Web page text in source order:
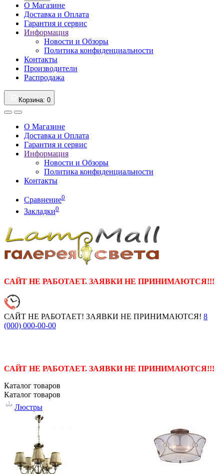
О Магазине
Доставка и Оплата
Гарантия и сервис
Информация
Новости и Обзоры
Политика конфиденциальности
Контакты
Производители
Распродажа
Корзина: 0
О Магазине
Доставка и Оплата
Гарантия и сервис
Информация
Новости и Обзоры
Политика конфиденциальности
Контакты
Сравнение0
Закладки0
САЙТ НЕ РАБОТАЕТ. ЗАЯВКИ НЕ ПРИНИМАЮТСЯ!!!
САЙТ НЕ РАБОТАЕТ! ЗАЯВКИ НЕ ПРИНИМАЮТСЯ! 8
(000) 000-00-00
САЙТ НЕ РАБОТАЕТ. ЗАЯВКИ НЕ ПРИНИМАЮТСЯ!!!
Каталог товаров
Каталог товаров
Люстры